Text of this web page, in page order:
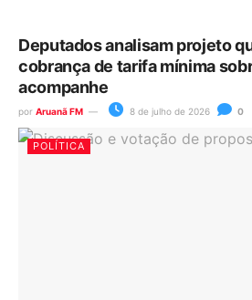
Deputados analisam projeto
cobrança de tarifa mínima
acompanhe
por Aruanã FM 8 de julho de 2026 0
POLÍTICA